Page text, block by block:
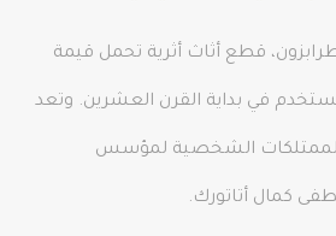
قطع أثاث أثرية تحمل قيمة
تستخدم في بداية القرن العشرين. وتعد
الشخصية لمؤسس
كمال أتاتورك.